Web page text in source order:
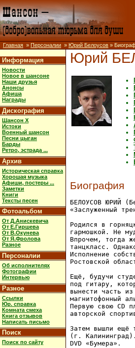
Главная » Персоналии » Юрий Белоусов »
Информация
Новости
Новое в шансоне
Наши друзья
Анонсы
Афиша
Награды
Дискография
Шансон X
Истоки
Военный шансон
Песни цыган
Барды
Ретро, эстрада ...
Архив
Историческая справка
Хорошая музыка
Афиши, постеры ...
Заметки
Книги
Тексты песен
Фотоальбом
От Д.Анискевича
От Е.Гиршева
От В.Окунева
От Я.Фролова
Разное
Персоналии
Об исполнителях
Фотографии
Интервью
Разное
Ссылки
Юр. справка
Комната смеха
Книга отзывов
Написать письмо
Поиск
Поиск по сайту
Юрий
Биография
БЕЛОУСОВ ЮРИЙ
«Заслуженный
Родился в
гармошкой. Не
Впрочем, тогда
танцкласс.
Исполнение
Ростовской
Ещё, будучи
под гитару,
вынести часть
магнитофонный
Первую свою CD
авторской
Затем вышли ещё
(г.
DVD «Бумера».